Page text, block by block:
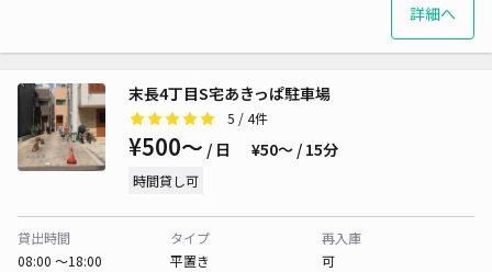
詳細へ
末長4丁目S宅あきっぱ駐車場
5 / 4件
¥500〜 / 日 ¥50〜 / 15分
時間貸し可
貸出時間
08:00 〜18:00
タイプ
平置き
再入庫
可